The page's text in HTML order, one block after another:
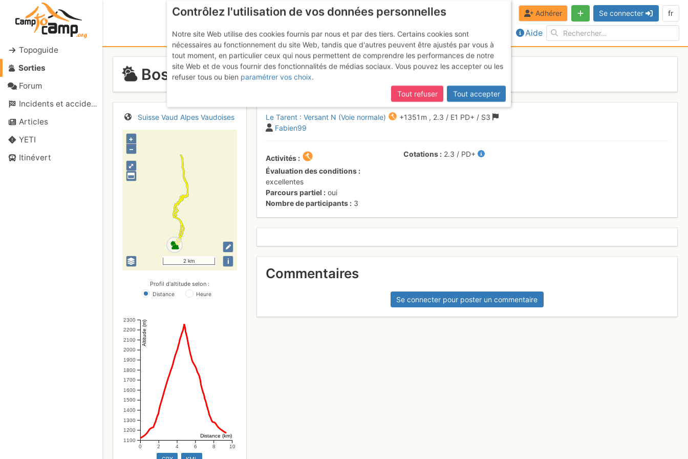
Topoguide
Sorties
Forum
Incidents et accidents
Articles
YETI
Itinévert
Aide
Adhérer Se connecter fr
Bosse de l'Aiguille du Tarent
Suisse Vaud Alpes Vaudoises
+
–
2 km i
⤢
Profil d'altitude selon :
Distance Heure
1100
1200
1300
1400
1500
1600
1700
1800
1900
2000
2100
2200
2300 Altitude (m)
0 2 4 6 8 10
Distance (km)
Le Tarent : Versant N (Voie normale) +1351 m , 2.3 / E1 PD+ / S3
Fabien99
Activités
Évaluation des conditions
excellentes
Parcours partiel
oui
Nombre de participants
3
Cotations 2.3 / PD+
Commentaires
Se connecter pour poster un commentaire
Contrôlez l'utilisation de vos données personnelles
Notre site Web utilise des cookies fournis par nous et par des tiers. Certains cookies sont
nécessaires au fonctionnement du site Web, tandis que d'autres peuvent être ajustés par vous à
tout moment, en particulier ceux qui nous permettent de comprendre les performances de notre
site Web et de vous fournir des fonctionnalités de médias sociaux. Vous pouvez les accepter ou les
refuser tous ou bien paramétrer vos choix.
Tout refuser
Tout accepter